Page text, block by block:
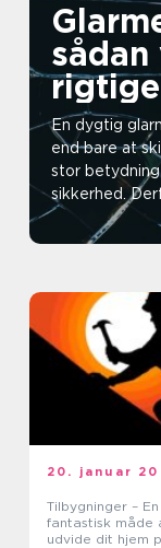
dine
En dygtig
end bare at
stor
sikkerhed.
20. januar
Tilbygninger – En
fantastisk måde
udvide dit hjem